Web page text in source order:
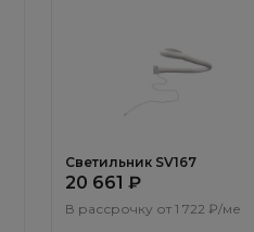
Светильник SV167
20 661 ₽
В рассрочку от 1 722 ₽/